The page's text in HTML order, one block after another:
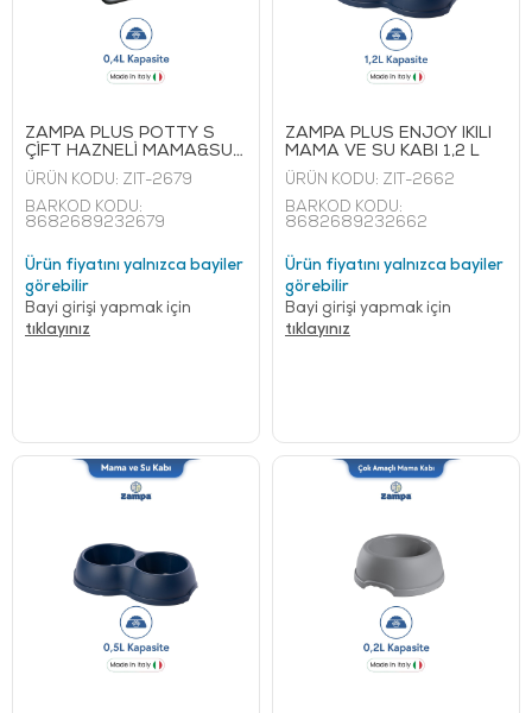
ZAMPA PLUS POTTY S
ÇİFT HAZNELİ MAMA&SU
KABI 0,4 L
ÜRÜN KODU: ZIT-2679
BARKOD KODU:
8682689232679
Ürün fiyatını yalnızca bayiler
görebilir
Bayi girişi yapmak için
tıklayınız
ZAMPA PLUS ENJOY İKİLİ
MAMA VE SU KABI 1,2 L
ÜRÜN KODU: ZIT-2662
BARKOD KODU:
8682689232662
Ürün fiyatını yalnızca bayiler
görebilir
Bayi girişi yapmak için
tıklayınız